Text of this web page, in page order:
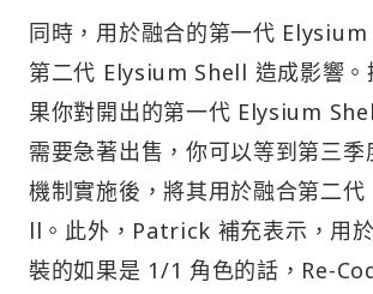
同時，用於融合的第一代
第二代 Elysium Shell 造成影響。
果你對開出的第一代 Elysium
需要急著出售，你可以等到第三
機制實施後，將其用於融合第二
ll。此外，Patrick 補充表示，用
裝的如果是 1/1 角色的話，Re-